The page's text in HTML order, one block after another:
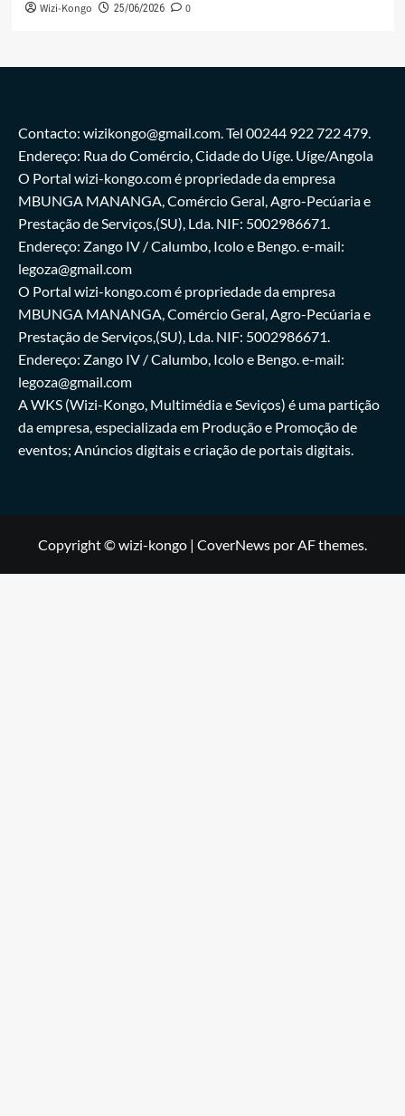
Wizi-Kongo 25/06/2026 0
Contacto: wizikongo@gmail.com. Tel 00244 922 722 479.
Endereço: Rua do Comércio, Cidade do Uíge. Uíge/Angola
O Portal wizi-kongo.com é propriedade da empresa
MBUNGA MANANGA, Comércio Geral, Agro-Pecúaria e
Prestação de Serviços,(SU), Lda. NIF: 5002986671.
Endereço: Zango IV / Calumbo, Icolo e Bengo. e-mail:
legoza@gmail.com
O Portal wizi-kongo.com é propriedade da empresa
MBUNGA MANANGA, Comércio Geral, Agro-Pecúaria e
Prestação de Serviços,(SU), Lda. NIF: 5002986671.
Endereço: Zango IV / Calumbo, Icolo e Bengo. e-mail:
legoza@gmail.com
A WKS (Wizi-Kongo, Multimédia e Seviços) é uma partição
da empresa, especializada em Produção e Promoção de
eventos; Anúncios digitais e criação de portais digitais.
Copyright © wizi-kongo | CoverNews por AF themes.